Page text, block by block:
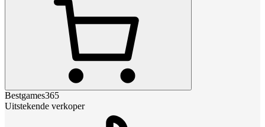
Bestgames365
Uitstekende verkoper